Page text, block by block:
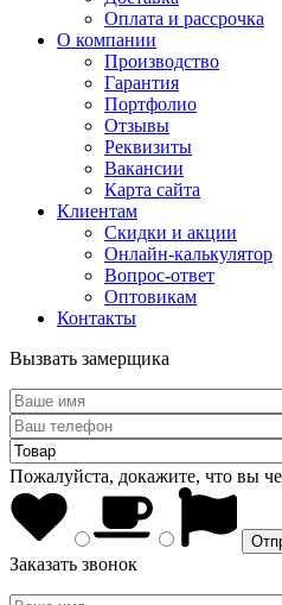
Оплата и рассрочка
О компании
Производство
Гарантия
Портфолио
Отзывы
Реквизиты
Вакансии
Карта сайта
Клиентам
Скидки и акции
Онлайн-калькулятор
Вопрос-ответ
Оптовикам
Контакты
Вызвать замерщика
Пожалуйста, докажите, что вы
Заказать звонок